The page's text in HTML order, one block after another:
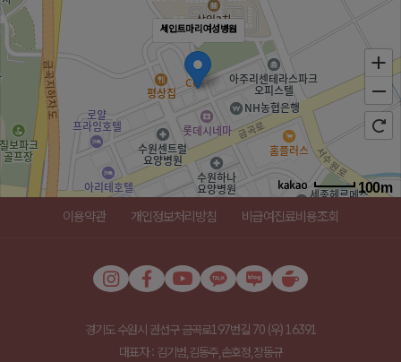
세인트마리여성병원
100m
로드뷰 길찾기 지도 크게 보기
031-289-3000
이용약관 개인정보처리방침 비급여진료비용조회
경기도 수원시 권선구 금곡로197번길 70 (우) 16391
대표자 : 김기범,김동주,손호정,장동규